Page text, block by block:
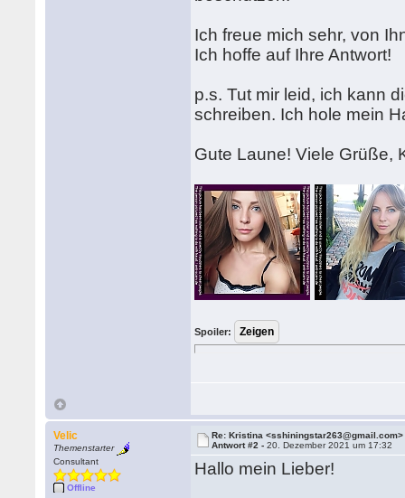
Ich freue mich sehr, von
Ich hoffe auf Ihre Antwort!
p.s. Tut mir leid, ich kann
schreiben. Ich hole mein
Gute Laune! Viele Grüße,
Spoiler:
Velic
Themenstarter
Consultant
Offline
Re: Kristina <sshiningstar263@gmail.com>
Antwort #2 -20. Dezember 2021 um 17:32
Hallo mein Lieber!